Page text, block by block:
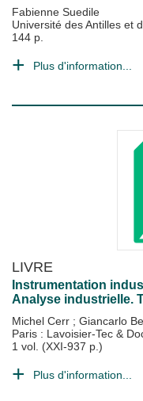
Fabienne Suedile
Université des Antilles et
144 p.
Plus d'information...
LIVRE
Instrumentation
Analyse industrielle.
Michel Cerr ; Giancarlo
Paris : Lavoisier-Tec &
1 vol. (XXI-937 p.)
Plus d'information...